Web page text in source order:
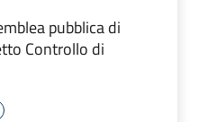
pubblica di
Controllo di